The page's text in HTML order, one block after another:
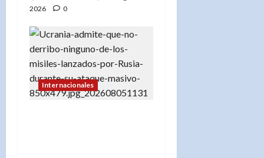
2026
0
Internacionales